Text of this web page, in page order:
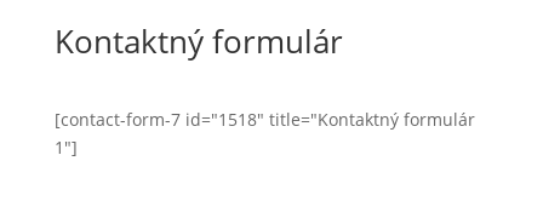
Kontaktný formulár
[contact-form-7 id="1518" title="Kontaktný formulár
1"]